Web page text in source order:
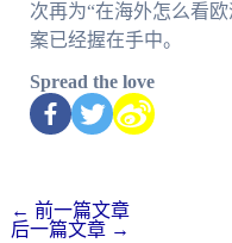
次再为“在海外怎么看
案已经握在手中。
Spread the love
← 前一篇文章
后一篇文章 →